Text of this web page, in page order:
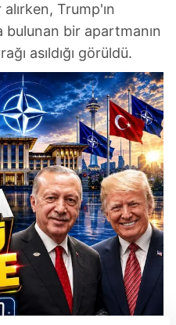
Trump'ın
bulunan bir apartmanın
asıldığı görüldü.